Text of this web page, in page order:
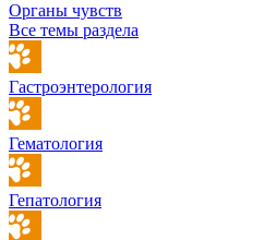
Органы чувств
Все темы раздела
Гастроэнтерология
Гематология
Гепатология